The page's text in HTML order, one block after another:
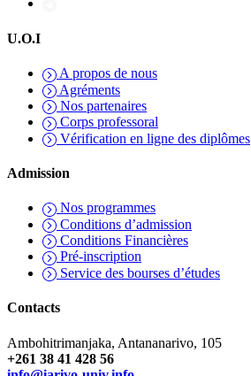
U.O.I
A propos de nous
Agréments
Nos partenaires
Corps professoral
Vérification en ligne des diplômes
Admission
Nos programmes
Conditions d’admission
Conditions Financières
Pré-inscription
Service des bourses d’études
Contacts
Ambohitrimanjaka, Antananarivo, 105
+261 38 41 428 56